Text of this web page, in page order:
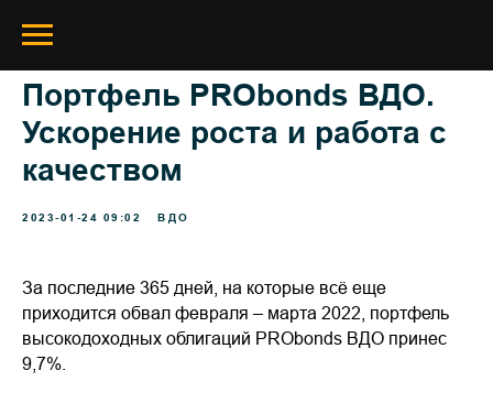
Портфель PRObonds ВДО.
Ускорение роста и работа с
качеством
2023-01-24 09:02 ВДО
За последние 365 дней, на которые всё еще
приходится обвал февраля – марта 2022, портфель
высокодоходных облигаций PRObonds ВДО принес
9,7%.